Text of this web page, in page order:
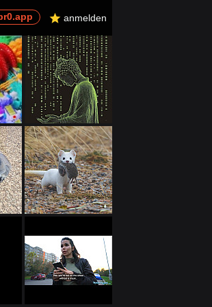
U anmelden